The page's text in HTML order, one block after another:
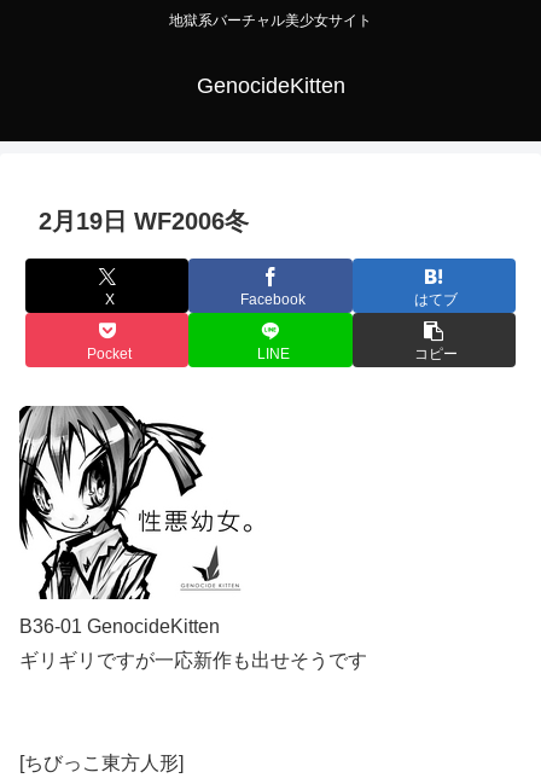
地獄系バーチャル美少女サイト
GenocideKitten
2月19日 WF2006冬
X Facebook はてブ
Pocket LINE コピー
B36-01 GenocideKitten
ギリギリですが一応新作も出せそうです
[ちびっこ東方人形]